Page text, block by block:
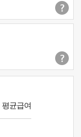
평균급여